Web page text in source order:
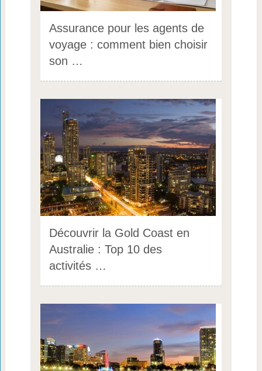
Assurance pour les agents de
voyage : comment bien choisir
son …
Découvrir la Gold Coast en
Australie : Top 10 des
activités …